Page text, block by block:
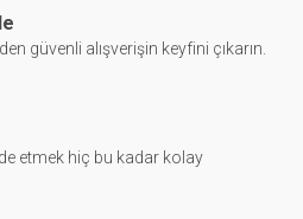
güvenli alışverişin keyfini çıkarın.
etmek hiç bu kadar kolay